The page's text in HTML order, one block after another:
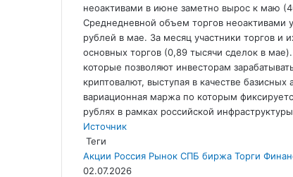
неоактивами в июне заметно вырос к маю
Среднедневной объем торгов неоактивами
рублей в мае. За месяц участники торгов
основных торгов (0,89 тысячи сделок в
которые позволяют инвесторам
криптовалют, выступая в качестве
вариационная маржа по которым
рублях в рамках российской
Источник
Теги
Акции Россия Рынок СПБ биржа Торги
02.07.2026